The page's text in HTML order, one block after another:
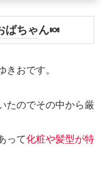
ばちゃん🍬
きおです。
たのでその中から厳
って化粧や髪型が特